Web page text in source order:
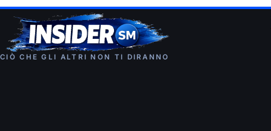
CIÒ CHE GLI ALTRI NON TI DIRANNO